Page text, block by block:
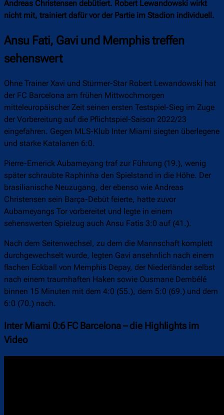
Andreas Christensen debütiert. Robert Lewandowski wirkt
nicht mit, trainiert dafür vor der Partie im Stadion individuell.
Ansu Fati, Gavi und Memphis treffen
sehenswert
Ohne Trainer Xavi und Stürmer-Star Robert Lewandowski hat
der FC Barcelona am frühen Mittwochmorgen
mitteleuropäischer Zeit seinen ersten Testspiel-Sieg im Zuge
der Vorbereitung auf die Pflichtspiel-Saison 2022/23
eingefahren. Gegen MLS-Klub Inter Miami siegten überlegene
und starke Katalanen 6:0.
Pierre-Emerick Aubameyang traf zur Führung (19.), wenig
später schraubte Raphinha den Spielstand in die Höhe. Der
brasilianische Neuzugang, der ebenso wie Andreas
Christensen sein Barça-Debüt feierte, hatte zuvor
Aubameyangs Tor vorbereitet und legte in einem
sehenswerten Spielzug auch Ansu Fatis 3:0 auf (41.).
Nach dem Seitenwechsel, zu dem die Mannschaft komplett
durchgewechselt wurde, legten Gavi ansehnlich nach einem
flachen Eckball von Memphis Depay, der Niederländer selbst
nach einem traumhaften Haken sowie Ousmane Dembélé
binnen 15 Minuten mit dem 4:0 (55.), dem 5:0 (69.) und dem
6:0 (70.) nach.
Inter Miami 0:6 FC Barcelona – die Highlights im
Video